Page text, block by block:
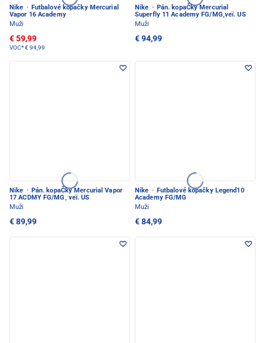
Nike · Futbalové kopačky Mercurial
Vapor 16 Academy
Muži
€ 59,99
VOC*€ 94,99
Nike · Pán. kopaČky Mercurial
Superfly 11 Academy FG/MG,veï. US
Muži
€ 94,99
Nike · Pán. kopaČky Mercurial Vapor
17 ACDMY FG/MG, veï. US
Muži
€ 89,99
Nike · Futbalové kopačky Legend10
Academy FG/MG
Muži
€ 84,99